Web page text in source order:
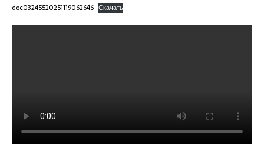
doc03245520251119062646 Скачать